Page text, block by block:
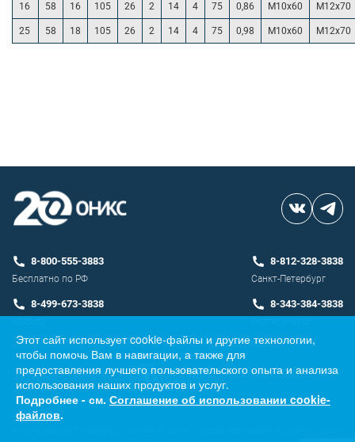
16 58 16 105 26 2 14 4 75 0,86 М10х60 М12х70
25 58 18 105 26 2 14 4 75 0,98 М10х60 М12х70
8-800-555-3883
Бесплатно по РФ
8-812-328-3838
Санкт-Петербург
8-499-673-3838 8-343-384-3838
Разработка сайта
Этот сайт использует cookie-файлы и другие технологии,
чтобы помочь Вам в навигации, а также для
предоставления лучшего пользовательского опыта и анализа
использования наших продуктов и услуг.
Подробнее - см. Соглашение об использовании cookie-
файлов.